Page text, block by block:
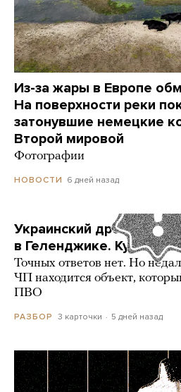
Из-за жары в Европе
На поверхности реки
затонувшие немецкие
Второй мировой
Фотографии
НОВОСТИ 6 дней назад
Украинский дрон попал
в Геленджике. Куда он
Точных ответов нет. Но
ЧП находится объект,
ПВО
РАЗБОР 3 карточки 5 дней назад